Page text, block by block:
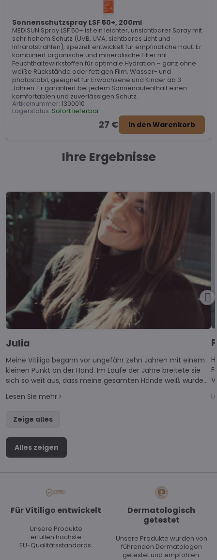
Sonnenschutzspray LSF 50+, 200ml
MEDISUN Spray LSF 50+ ist ein leichter, unsichtbarer Spray mit
sehr hohem Schutz (UVB, UVA, sichtbares Licht und
Infrarotstrahlen), speziell entwickelt für empfindliche Haut. Er
kombiniert organische und mineralische Filter mit
Feuchthaltewirkstoffen für optimale Hydration – ganz ohne
weiße Rückstände oder fettigen Film. Wasser- und
photostabil, geeignet für Erwachsene und Kinder ab 3
Jahren. Er garantiert bei jedem Sonnenaufenthalt einen
komfortablen und zuverlässigen Schutz.
Artikelnummer: 1300010
Lagerstatus: Sofort lieferbar
27 € In den Warenkorb
Ihre Ergebnisse
Julia
Meine Vitiligo begann vor ungefähr zehn Jahren mit einem
kleinen Punkt an der Hand. Im Laufe der Jahre breitete sie
sich so weit aus, dass meine gesamten Hände weiß wurden
Lesen Sie mehr
Zeige alles
Alles zeigen
Für Vitiligo entwickelt
Unsere Produkte
erfüllen höchste
EU-Qualitätsstandards.
Dermatologisch
getestet
Unsere Produkte wurden von
führenden Dermatologen
getestet und empfohlen.